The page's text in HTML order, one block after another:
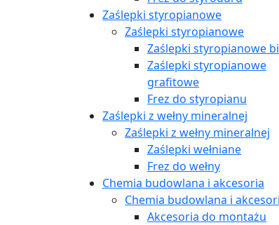
Zaślepki styropianowe
Zaślepki styropianowe
Zaślepki styropianowe
Zaślepki styropianowe
grafitowe
Frez do styropianu
Zaślepki z wełny mineralnej
Zaślepki z wełny mineralnej
Zaślepki wełniane
Frez do wełny
Chemia budowlana i akcesoria
Chemia budowlana i
Akcesoria do montażu